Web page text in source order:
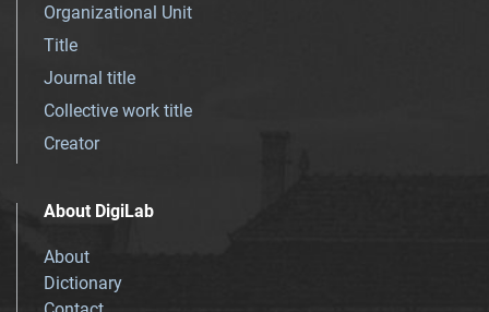
Organizational Unit
Title
Journal title
Collective work title
Creator
About DigiLab
About
Dictionary